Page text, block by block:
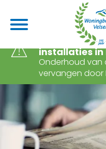
Naar hoofdinhoud
Naar hoofdnavigatiemenu
Naar zoeken
Naar
Ga naar Hoofd
Wijziging
installaties in
Onderhoud van
vervangen door